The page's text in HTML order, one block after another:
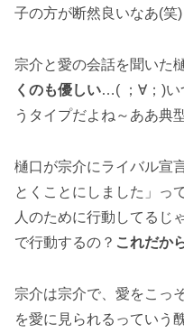
子の方が断然良いなあ(笑)
宗介と愛の会話を聞いた
くのも優しい…( ；∀；)い
うタイプだよね～ああ典
樋口が宗介にライバル宣
とくことにしました」っ
人のために行動してるじ
で行動するの？ これだか
宗介は宗介で、愛をこっ
を愛に見られるっていう